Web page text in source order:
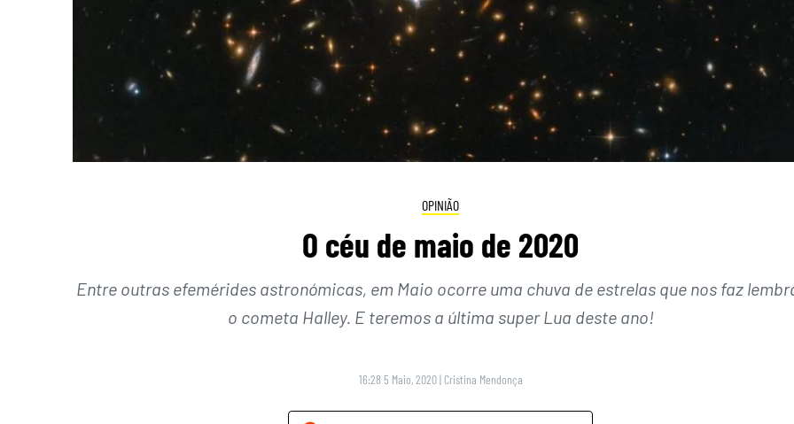
OPINIÃO
O céu de maio de 2020
Entre outras efemérides astronómicas, em Maio ocorre uma chuva de estrelas que nos faz
o cometa Halley. E teremos a última super Lua deste ano!
16:28 5 Maio, 2020 | Cristina Mendonça